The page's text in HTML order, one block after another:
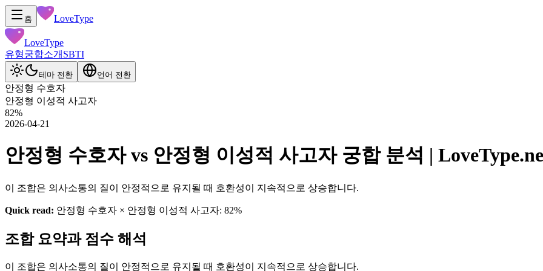
홈 LoveType
LoveType
유형궁합소개 SBTI
테마 전환 언어 전환
안정형 수호자
안정형 이성적 사고자
82%
2026-04-21
안정형 수호자 vs 안정형 이성적 사고자 궁합 분석 |
이 조합은 의사소통의 질이 안정적으로 유지될 때 호환성이 지속적으로 상승합니다.
Quick read: 안정형 수호자 × 안정형 이성적 사고자: 82%
조합 요약과 점수 해석
이 조합은 의사소통의 질이 안정적으로 유지될 때 호환성이 지속적으로 상승합니다.